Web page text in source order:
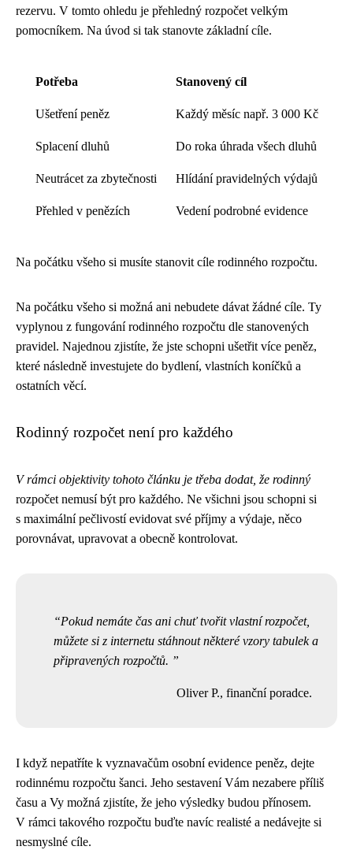
rezervu. V tomto ohledu je přehledný rozpočet velkým
pomocníkem. Na úvod si tak stanovte základní cíle.
Potřeba Stanovený cíl
Ušetření peněz Každý měsíc např. 3 000 Kč
Splacení dluhů Do roka úhrada všech dluhů
Neutrácet za zbytečnosti Hlídání pravidelných výdajů
Přehled v penězích Vedení podrobné evidence
Na počátku všeho si musíte stanovit cíle rodinného rozpočtu.
Na počátku všeho si možná ani nebudete dávat žádné cíle. Ty
vyplynou z fungování rodinného rozpočtu dle stanovených
pravidel. Najednou zjistíte, že jste schopni ušetřit více peněz,
které následně investujete do bydlení, vlastních koníčků a
ostatních věcí.
Rodinný rozpočet není pro každého
V rámci objektivity tohoto článku je třeba dodat, že rodinný
rozpočet nemusí být pro každého. Ne všichni jsou schopni si
s maximální pečlivostí evidovat své příjmy a výdaje, něco
porovnávat, upravovat a obecně kontrolovat.
Pokud nemáte čas ani chuť tvořit vlastní rozpočet,
můžete si z internetu stáhnout některé vzory tabulek a
připravených rozpočtů.
Oliver P., finanční poradce.
I když nepatříte k vyznavačům osobní evidence peněz, dejte
rodinnému rozpočtu šanci. Jeho sestavení Vám nezabere příliš
času a Vy možná zjistíte, že jeho výsledky budou přínosem.
V rámci takového rozpočtu buďte navíc realisté a nedávejte si
nesmyslné cíle.